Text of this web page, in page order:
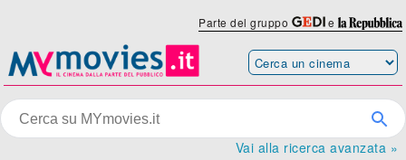
Parte del gruppo e
Vai alla ricerca avanzata »